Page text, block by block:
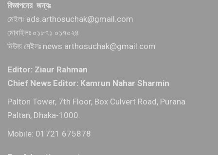
বিজ্ঞাপনের জন্যঃ
মেইলঃ ads.arthosuchak@gmail.com
মোবাইলঃ ০১৮৭১ ০১৭০২৪
নিউজ মেইলঃ news.arthosuchak@gmail.com
Editor: Ziaur Rahman
Chief News Editor: Kamrun Nahar Sharmin
Palton Tower, 7th Floor, Box Culvert Road, Purana
Paltan, Dhaka-1000.
Mobile: 01721 675878